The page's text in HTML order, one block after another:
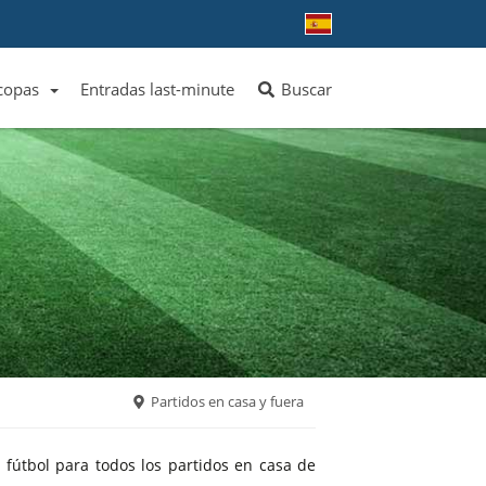
ver más equipos
ver más ligas
Entradas last-minute Buscar
Partidos en casa y fuera
para todos los partidos en casa de